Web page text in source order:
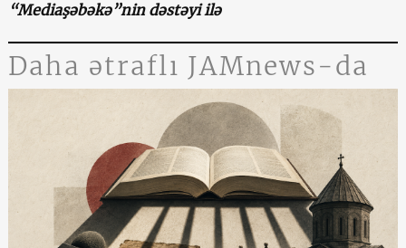
“Mediaşəbəkə”nin dəstəyi ilə
Daha ətraflı JAMnews-da